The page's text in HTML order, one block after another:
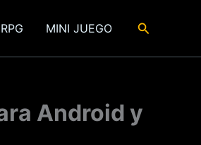
RPG MINI JUEGO Buscar
Android y